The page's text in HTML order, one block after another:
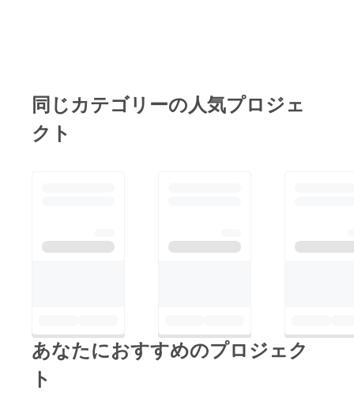
同じカテゴリーの人気プロジェ
クト
あなたにおすすめのプロジェク
ト